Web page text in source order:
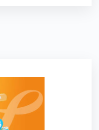
網上付款服務，輕鬆
。